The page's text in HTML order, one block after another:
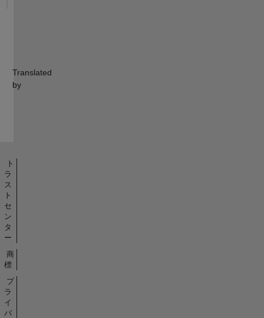
Translated
by
ト
ラ
ス
ト
セ
ン
タ
ー
商
標
プ
ラ
イ
バ